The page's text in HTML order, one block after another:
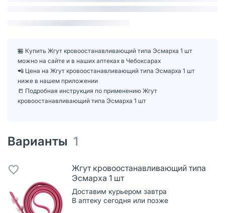
🏪 Купить Жгут кровоостанавливающий типа Эсмарха 1 шт
можно на сайте и в наших аптеках в Чебоксарах
📲 Цена на Жгут кровоостанавливающий типа Эсмарха 1 шт
ниже в нашем приложении
📒 Подробная инструкция по применению Жгут
кровоостанавливающий типа Эсмарха 1 шт
Варианты 1
Жгут кровоостанавливающий типа
Эсмарха 1 шт
Доставим курьером завтра
В аптеку сегодня или позже